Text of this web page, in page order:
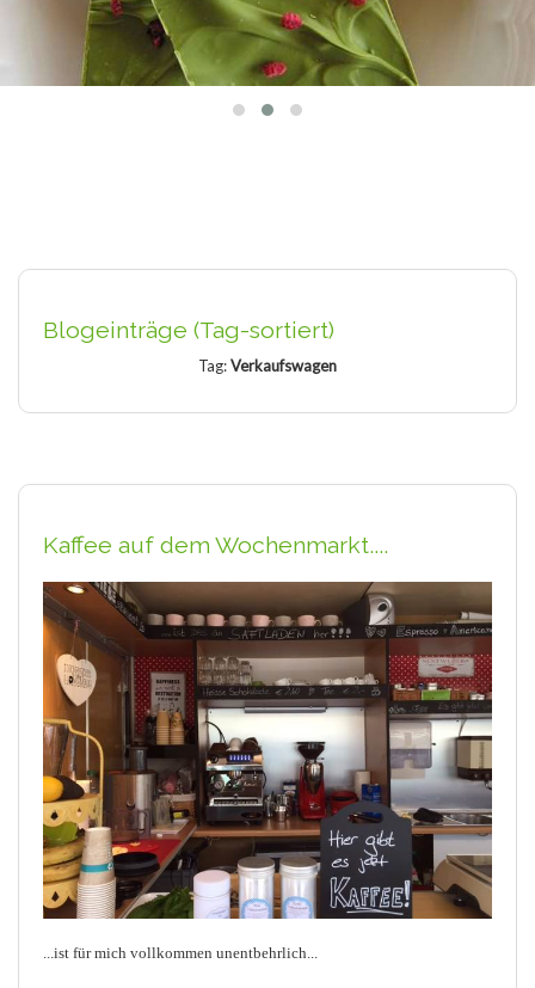
Blogeinträge (Tag-sortiert)
Tag:Verkaufswagen
Kaffee auf dem Wochenmarkt....
...ist für mich vollkommen unentbehrlich...